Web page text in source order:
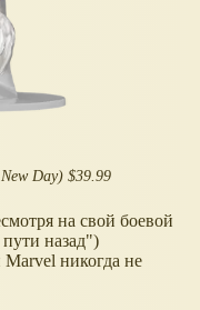
Day) $39.99
на свой боевой
назад")
никогда не